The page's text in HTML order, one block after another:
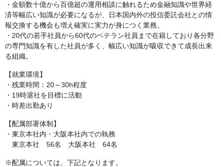
・金額数十億から百億超の運用相談に触れるため金融知識や世界経
済等幅広い知識が必要になるが、日本国内外の投信委託会社との情
報交換する機会も増え確実に実力が身につく業務。
・20代の若手社員から60代のベテラン社員まで在籍しており各分野
の専門知識を有した社員が多く、幅広い知識が吸収できて成長出来
る組織。
【就業環境】
・残業時間：20～30h程度
・19時退社を目標に活動
・時差出勤あり
【配属部署体制】
・東京本社内・大阪本社内での執務
東京本社 56名 大阪本社 64名
※配属については、下記となります。